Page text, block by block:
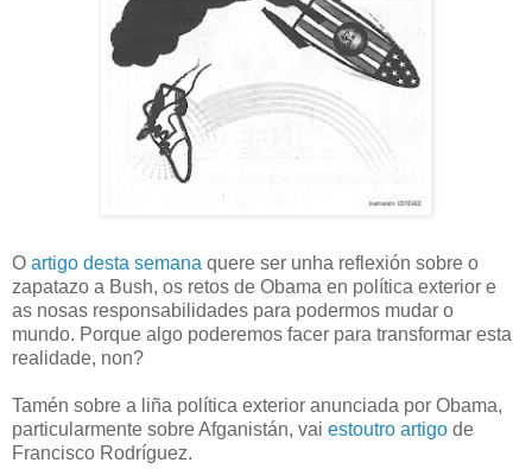
O artigo desta semana quere ser unha reflexión sobre o
zapatazo a Bush, os retos de Obama en política exterior e
as nosas responsabilidades para podermos mudar o
mundo. Porque algo poderemos facer para transformar esta
realidade, non?
Tamén sobre a liña política exterior anunciada por Obama,
particularmente sobre Afganistán, vai estoutro artigo de
Francisco Rodríguez.